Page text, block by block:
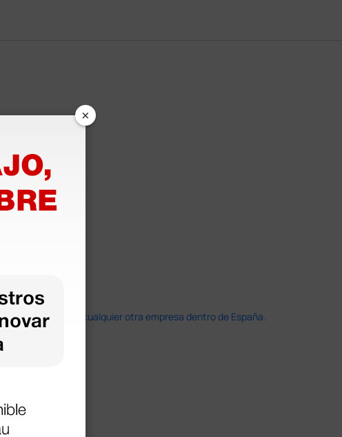
doble que en cualquier otra empresa dentro de España.
×